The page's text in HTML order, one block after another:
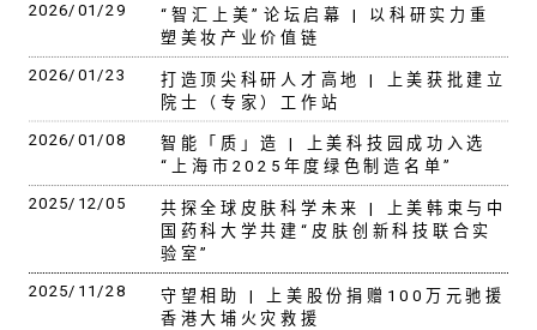
2026/01/29
“智汇上美”论坛启幕 | 以科研实力重
塑美妆产业价值链
2026/01/23
打造顶尖科研人才高地 | 上美获批建立
院士（专家）工作站
2026/01/08 智能「质」造 | 上美科技园成功入选
“上海市2025年度绿色制造名单”
2025/12/05
共探全球皮肤科学未来 | 上美韩束与中
国药科大学共建“皮肤创新科技联合实
验室”
2025/11/28 守望相助 | 上美股份捐赠100万元驰援
香港大埔火灾救援